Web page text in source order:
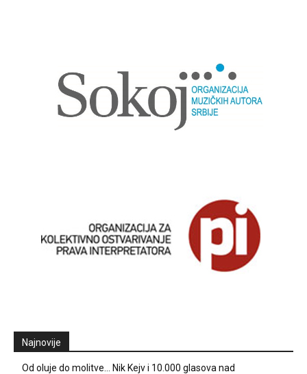
Najnovije
Od oluje do molitve… Nik Kejv i 10.000 glasova nad